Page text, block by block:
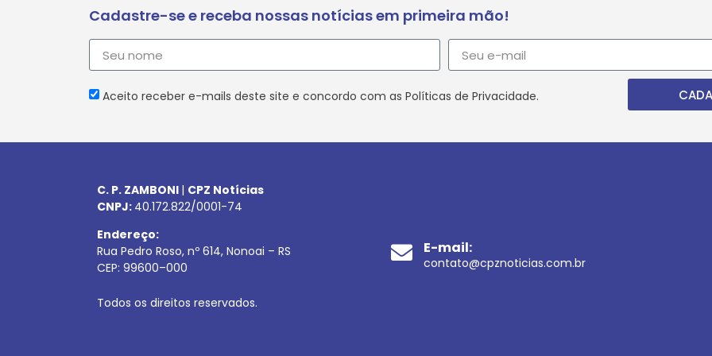
Cadastre-se e receba nossas notícias em primeira mão!
Aceito receber e-mails deste site e concordo com as Políticas de Privacidade.
C. P. ZAMBONI | CPZ Notícias
CNPJ: 40.172.822/0001-74
Endereço:
Rua Pedro Roso, nº 614, Nonoai – RS
CEP: 99600–000
Todos os direitos reservados.
E-mail:
contato@cpznoticias.com.br